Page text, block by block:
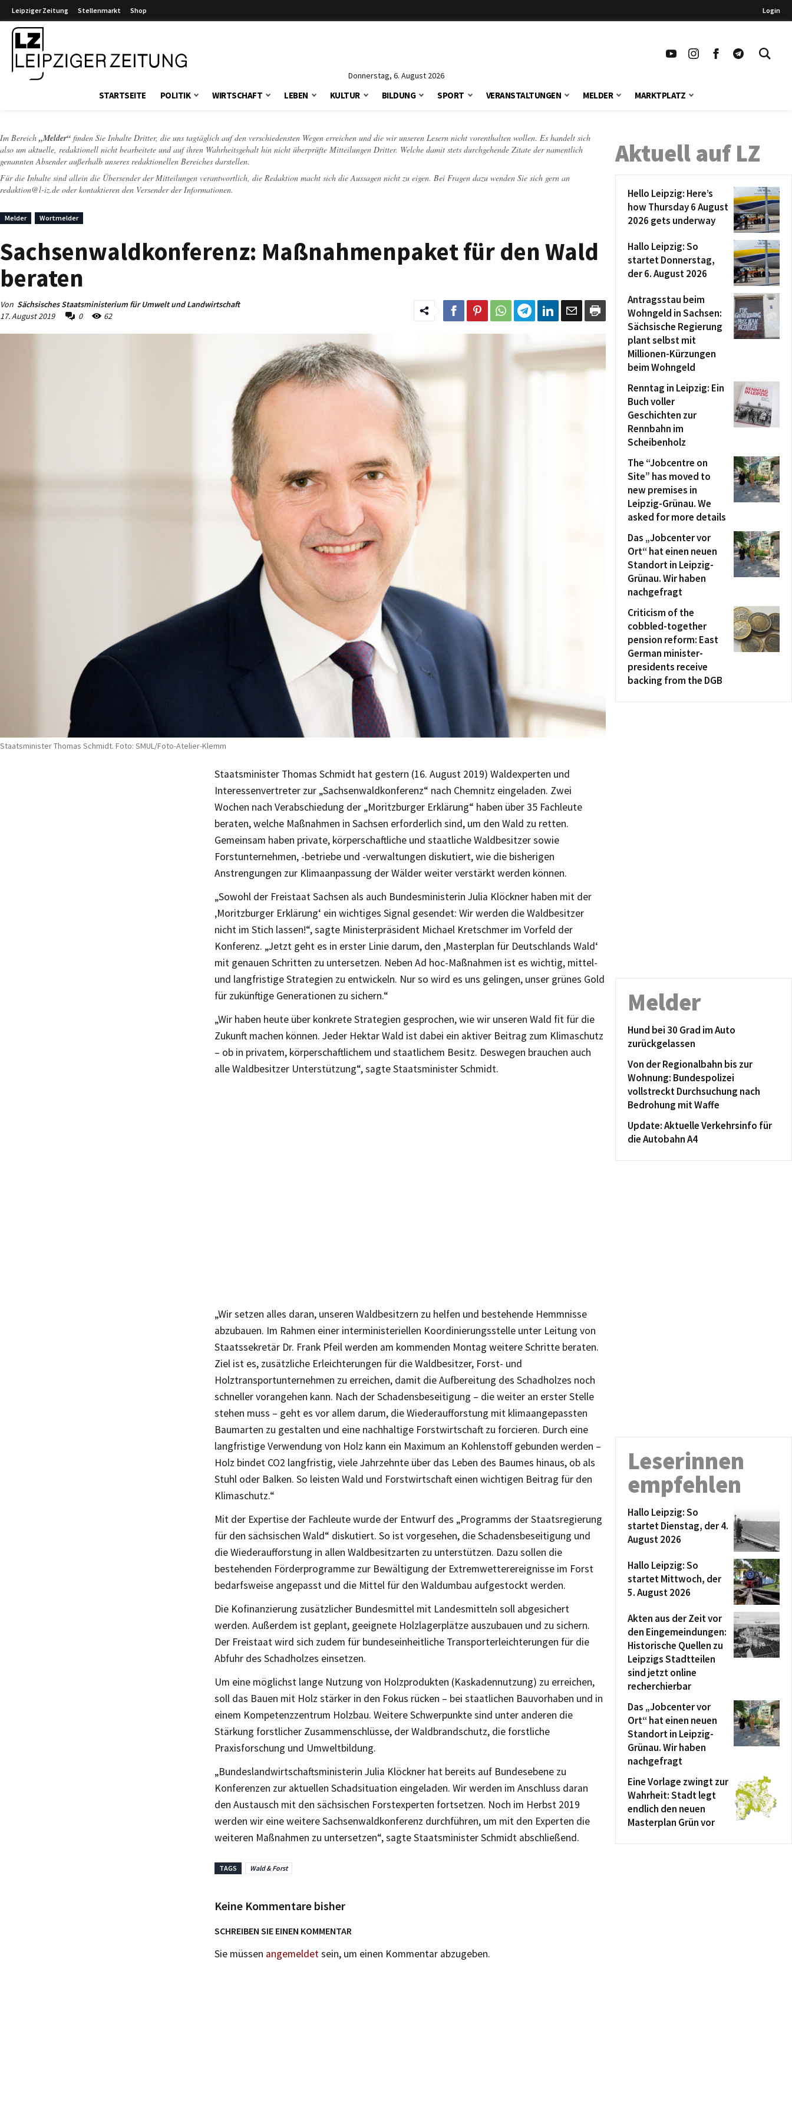
Leipziger Zeitung Stellenmarkt Shop Login
Donnerstag, 6. August 2026
STARTSEITE POLITIK WIRTSCHAFT LEBEN KULTUR BILDUNG SPORT VERANSTALTUNGEN MELDER MARKTPLATZ
Im Bereich „Melder“ finden Sie Inhalte Dritter, die uns tagtäglich auf den verschiedensten Wegen erreichen und die wir unseren Lesern nicht vorenthalten wollen. Es handelt sich
also um aktuelle, redaktionell nicht bearbeitete und auf ihren Wahrheitsgehalt hin nicht überprüfte Mitteilungen Dritter. Welche damit stets durchgehende Zitate der namentlich
genannten Absender außerhalb unseres redaktionellen Bereiches darstellen.
Für die Inhalte sind allein die Übersender der Mitteilungen verantwortlich, die Redaktion macht sich die Aussagen nicht zu eigen. Bei Fragen dazu wenden Sie sich gern an
redaktion@l-iz.de oder kontaktieren den Versender der Informationen.
Melder Wortmelder
Sachsenwaldkonferenz: Maßnahmenpaket für den Wald
beraten
Von Sächsisches Staatsministerium für Umwelt und Landwirtschaft
17. August 2019
0 62
Staatsminister Thomas Schmidt. Foto: SMUL/Foto-Atelier-Klemm
Staatsminister Thomas Schmidt hat gestern (16. August 2019) Waldexperten und
Interessenvertreter zur „Sachsenwaldkonferenz“ nach Chemnitz eingeladen. Zwei
Wochen nach Verabschiedung der „Moritzburger Erklärung“ haben über 35 Fachleute
beraten, welche Maßnahmen in Sachsen erforderlich sind, um den Wald zu retten.
Gemeinsam haben private, körperschaftliche und staatliche Waldbesitzer sowie
Forstunternehmen, -betriebe und -verwaltungen diskutiert, wie die bisherigen
Anstrengungen zur Klimaanpassung der Wälder weiter verstärkt werden können.
„Sowohl der Freistaat Sachsen als auch Bundesministerin Julia Klöckner haben mit der
‚Moritzburger Erklärung‘ ein wichtiges Signal gesendet: Wir werden die Waldbesitzer
nicht im Stich lassen!“, sagte Ministerpräsident Michael Kretschmer im Vorfeld der
Konferenz. „Jetzt geht es in erster Linie darum, den ‚Masterplan für Deutschlands Wald‘
mit genauen Schritten zu untersetzen. Neben Ad hoc-Maßnahmen ist es wichtig, mittel-
und langfristige Strategien zu entwickeln. Nur so wird es uns gelingen, unser grünes Gold
für zukünftige Generationen zu sichern.“
„Wir haben heute über konkrete Strategien gesprochen, wie wir unseren Wald fit für die
Zukunft machen können. Jeder Hektar Wald ist dabei ein aktiver Beitrag zum Klimaschutz
– ob in privatem, körperschaftlichem und staatlichem Besitz. Deswegen brauchen auch
alle Waldbesitzer Unterstützung“, sagte Staatsminister Schmidt.
„Wir setzen alles daran, unseren Waldbesitzern zu helfen und bestehende Hemmnisse
abzubauen. Im Rahmen einer interministeriellen Koordinierungsstelle unter Leitung von
Staatssekretär Dr. Frank Pfeil werden am kommenden Montag weitere Schritte beraten.
Ziel ist es, zusätzliche Erleichterungen für die Waldbesitzer, Forst- und
Holztransportunternehmen zu erreichen, damit die Aufbereitung des Schadholzes noch
schneller vorangehen kann. Nach der Schadensbeseitigung – die weiter an erster Stelle
stehen muss – geht es vor allem darum, die Wiederaufforstung mit klimaangepassten
Baumarten zu gestalten und eine nachhaltige Forstwirtschaft zu forcieren. Durch eine
langfristige Verwendung von Holz kann ein Maximum an Kohlenstoff gebunden werden –
Holz bindet CO2 langfristig, viele Jahrzehnte über das Leben des Baumes hinaus, ob als
Stuhl oder Balken. So leisten Wald und Forstwirtschaft einen wichtigen Beitrag für den
Klimaschutz.“
Mit der Expertise der Fachleute wurde der Entwurf des „Programms der Staatsregierung
für den sächsischen Wald“ diskutiert. So ist vorgesehen, die Schadensbeseitigung und
die Wiederaufforstung in allen Waldbesitzarten zu unterstützen. Dazu sollen die
bestehenden Förderprogramme zur Bewältigung der Extremwetterereignisse im Forst
bedarfsweise angepasst und die Mittel für den Waldumbau aufgestockt werden.
Die Kofinanzierung zusätzlicher Bundesmittel mit Landesmitteln soll abgesichert
werden. Außerdem ist geplant, geeignete Holzlagerplätze auszubauen und zu sichern.
Der Freistaat wird sich zudem für bundeseinheitliche Transporterleichterungen für die
Abfuhr des Schadholzes einsetzen.
Um eine möglichst lange Nutzung von Holzprodukten (Kaskadennutzung) zu erreichen,
soll das Bauen mit Holz stärker in den Fokus rücken – bei staatlichen Bauvorhaben und in
einem Kompetenzzentrum Holzbau. Weitere Schwerpunkte sind unter anderen die
Stärkung forstlicher Zusammenschlüsse, der Waldbrandschutz, die forstliche
Praxisforschung und Umweltbildung.
„Bundeslandwirtschaftsministerin Julia Klöckner hat bereits auf Bundesebene zu
Konferenzen zur aktuellen Schadsituation eingeladen. Wir werden im Anschluss daran
den Austausch mit den sächsischen Forstexperten fortsetzen. Noch im Herbst 2019
werden wir eine weitere Sachsenwaldkonferenz durchführen, um mit den Experten die
weiteren Maßnahmen zu untersetzen“, sagte Staatsminister Schmidt abschließend.
TAGS Wald & Forst
Keine Kommentare bisher
SCHREIBEN SIE EINEN KOMMENTAR
Sie müssen angemeldetsein, um einen Kommentar abzugeben.
Aktuell auf LZ
Hello Leipzig: Here’s
how Thursday 6 August
2026 gets underway
Hallo Leipzig: So
startet Donnerstag,
der 6. August 2026
Antragsstau beim
Wohngeld in Sachsen:
Sächsische Regierung
plant selbst mit
Millionen-Kürzungen
beim Wohngeld
Renntag in Leipzig: Ein
Buch voller
Geschichten zur
Rennbahn im
Scheibenholz
The “Jobcentre on
Site” has moved to
new premises in
Leipzig-Grünau. We
asked for more details
Das „Jobcenter vor
Ort“ hat einen neuen
Standort in Leipzig-
Grünau. Wir haben
nachgefragt
Criticism of the
cobbled-together
pension reform: East
German minister-
presidents receive
backing from the DGB
Melder
Hund bei 30 Grad im Auto
zurückgelassen
Von der Regionalbahn bis zur
Wohnung: Bundespolizei
vollstreckt Durchsuchung nach
Bedrohung mit Waffe
Update: Aktuelle Verkehrsinfo für
die Autobahn A4
Leserinnen
empfehlen
Hallo Leipzig: So
startet Dienstag, der 4.
August 2026
Hallo Leipzig: So
startet Mittwoch, der
5. August 2026
Akten aus der Zeit vor
den Eingemeindungen:
Historische Quellen zu
Leipzigs Stadtteilen
sind jetzt online
recherchierbar
Das „Jobcenter vor
Ort“ hat einen neuen
Standort in Leipzig-
Grünau. Wir haben
nachgefragt
Eine Vorlage zwingt zur
Wahrheit: Stadt legt
endlich den neuen
Masterplan Grün vor